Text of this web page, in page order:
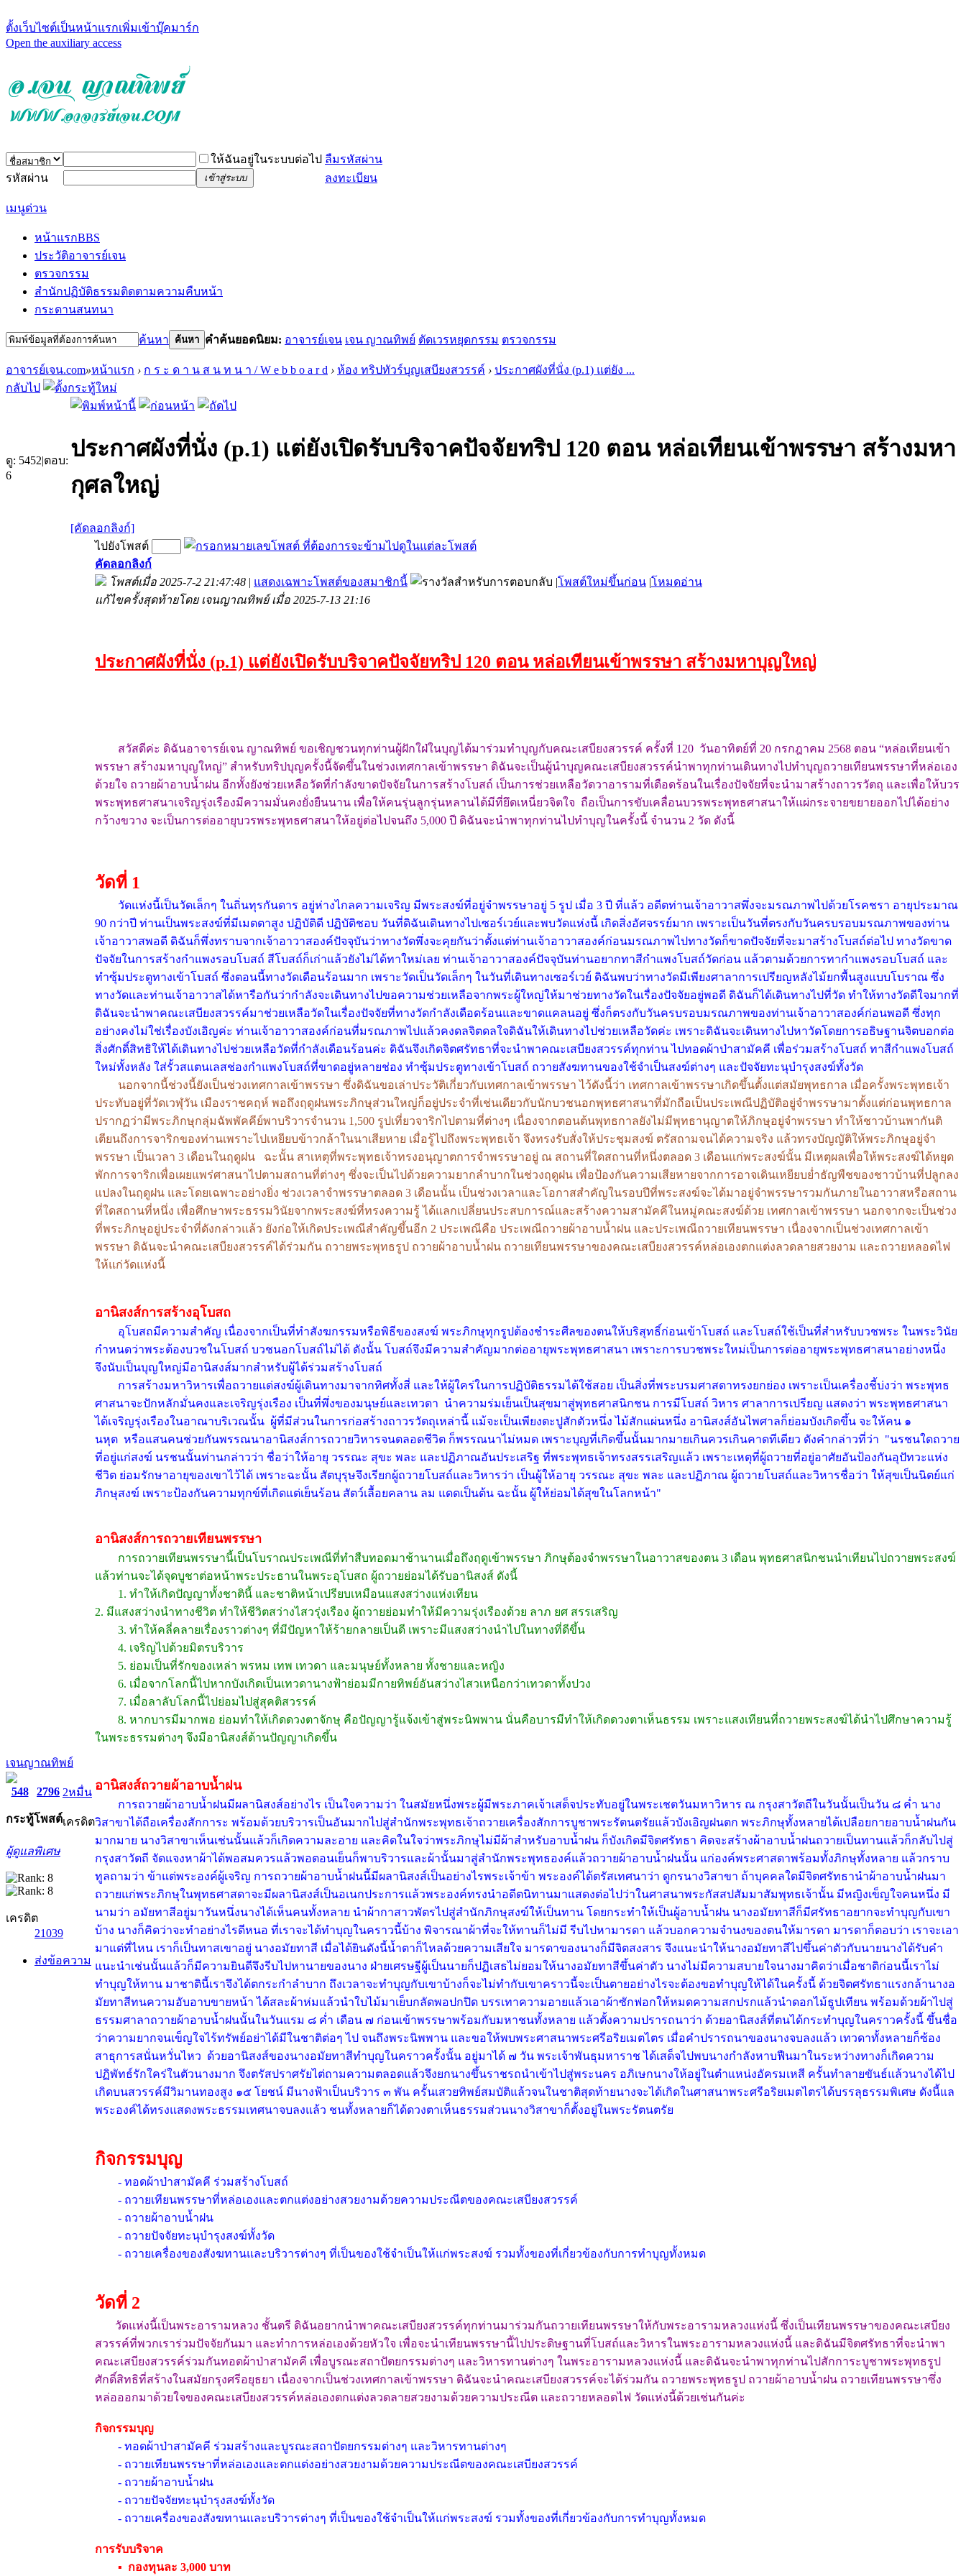
ตั้งเว็บไซต์เป็นหน้าแรกเพิ่มเข้าบุ๊คมาร์ก
Open the auxiliary access
ให้ฉันอยู่ในระบบต่อไป ลืมรหัสผ่าน
รหัสผ่าน
เข้าสู่ระบบ ลงทะเบียน
เมนูด่วน
หน้าแรกBBS
ประวัติอาจารย์เจน
ตรวจกรรม
สำนักปฏิบัติธรรมติดตามความคืบหน้า
กระดานสนทนา
ค้นหา ค้นหา คำค้นยอดนิยม: อาจารย์เจน เจน ญาณทิพย์ ตัดเวรหยุดกรรม ตรวจกรรม
อาจารย์เจน.com»หน้าแรก › ก ร ะ ด า น ส น ท น า / W e b b o a r d › ห้อง ทริปทัวร์บุญเสบียงสวรรค์ › ประกาศผังที่นั่ง (p.1) แต่ยัง ...
กลับไป
ดู: 5452|ตอบ:
6
ประกาศผังที่นั่ง (p.1) แต่ยังเปิดรับบริจาคปัจจัยทริป 120 ตอน หล่อเทียนเข้าพรรษา สร้างมหา
กุศลใหญ่
[คัดลอกลิงก์]
เจนญาณทิพย์
548
กระทู้
2796
โพสต์
2หมื่น
เครดิต
ผู้ดูแลพิเศษ
เครดิต
21039
ส่งข้อความ
ไปยังโพสต์
คัดลอกลิงก์
โพสต์เมื่อ 2025-7-2 21:47:48 | แสดงเฉพาะโพสต์ของสมาชิกนี้ |โพสต์ใหม่ขึ้นก่อน |โหมดอ่าน
แก้ไขครั้งสุดท้ายโดย เจนญาณทิพย์ เมื่อ 2025-7-13 21:16
ประกาศผังที่นั่ง (p.1) แต่ยังเปิดรับบริจาคปัจจัยทริป 120 ตอน หล่อเทียนเข้าพรรษา สร้างมหาบุญใหญ่
สวัสดีค่ะ ดิฉันอาจารย์เจน ญาณทิพย์ ขอเชิญชวนทุกท่านผู้ฝักใฝ่ในบุญได้มาร่วมทำบุญกับคณะเสบียงสวรรค์ ครั้งที่ 120 วันอาทิตย์ที่ 20 กรกฎาคม 2568 ตอน “หล่อเทียนเข้า
พรรษา สร้างมหาบุญใหญ่” สำหรับทริปบุญครั้งนี้จัดขึ้นในช่วงเทศกาลเข้าพรรษา ดิฉันจะเป็นผู้นำบุญคณะเสบียงสวรรค์นำพาทุกท่านเดินทางไปทำบุญถวายเทียนพรรษาที่หล่อเอง
ด้วยใจ ถวายผ้าอาบน้ำฝน อีกทั้งยังช่วยเหลือวัดที่กำลังขาดปัจจัยในการสร้างโบสถ์ เป็นการช่วยเหลือวัดวาอารามที่เดือดร้อนในเรื่องปัจจัยที่จะนำมาสร้างถาวรวัตถุ และเพื่อให้บวร
พระพุทธศาสนาเจริญรุ่งเรืองมีความมั่นคงยั่งยืนนาน เพื่อให้คนรุ่นลูกรุ่นหลานได้มีที่ยึดเหนี่ยวจิตใจ ถือเป็นการขับเคลื่อนบวรพระพุทธศาสนาให้แผ่กระจายขยายออกไปได้อย่าง
กว้างขวาง จะเป็นการต่ออายุบวรพระพุทธศาสนาให้อยู่ต่อไปจนถึง 5,000 ปี ดิฉันจะนำพาทุกท่านไปทำบุญในครั้งนี้ จำนวน 2 วัด ดังนี้
วัดที่ 1
วัดแห่งนี้เป็นวัดเล็กๆ ในถิ่นทุรกันดาร อยู่ห่างไกลความเจริญ มีพระสงฆ์ที่อยู่จำพรรษาอยู่ 5 รูป เมื่อ 3 ปี ที่แล้ว อดีตท่านเจ้าอาวาสพึ่งจะมรณภาพไปด้วยโรคชรา อายุประมาณ
90 กว่าปี ท่านเป็นพระสงฆ์ที่มีเมตตาสูง ปฏิบัติดี ปฏิบัติชอบ วันที่ดิฉันเดินทางไปเซอร์เวย์และพบวัดแห่งนี้ เกิดสิ่งอัศจรรย์มาก เพราะเป็นวันที่ตรงกับวันครบรอบมรณภาพของท่าน
เจ้าอาวาสพอดี ดิฉันก็พึ่งทราบจากเจ้าอาวาสองค์ปัจจุบันว่าทางวัดพึ่งจะคุยกันว่าตั้งแต่ท่านเจ้าอาวาสองค์ก่อนมรณภาพไปทางวัดก็ขาดปัจจัยที่จะมาสร้างโบสถ์ต่อไป ทางวัดขาด
ปัจจัยในการสร้างกำแพงรอบโบสถ์ สีโบสถ์ก็เก่าแล้วยังไม่ได้ทาใหม่เลย ท่านเจ้าอาวาสองค์ปัจจุบันท่านอยากทาสีกำแพงโบสถ์วัดก่อน แล้วตามด้วยการทากำแพงรอบโบสถ์ และ
ทำซุ้มประตูทางเข้าโบสถ์ ซึ่งตอนนี้ทางวัดเดือนร้อนมาก เพราะวัดเป็นวัดเล็กๆ ในวันที่เดินทางเซอร์เวย์ ดิฉันพบว่าทางวัดมีเพียงศาลาการเปรียญหลังไม้ยกพื้นสูงแบบโบราณ ซึ่ง
ทางวัดและท่านเจ้าอาวาสได้หารือกันว่ากำลังจะเดินทางไปขอความช่วยเหลือจากพระผู้ใหญ่ให้มาช่วยทางวัดในเรื่องปัจจัยอยู่พอดี ดิฉันก็ได้เดินทางไปที่วัด ทำให้ทางวัดดีใจมากที่
ดิฉันจะนำพาคณะเสบียงสวรรค์มาช่วยเหลือวัดในเรื่องปัจจัยที่ทางวัดกำลังเดือดร้อนและขาดแคลนอยู่ ซึ่งก็ตรงกับวันครบรอบมรณภาพของท่านเจ้าอาวาสองค์ก่อนพอดี ซึ่งทุก
อย่างคงไม่ใช่เรื่องบังเอิญค่ะ ท่านเจ้าอาวาสองค์ก่อนที่มรณภาพไปแล้วคงดลจิตดลใจดิฉันให้เดินทางไปช่วยเหลือวัดค่ะ เพราะดิฉันจะเดินทางไปหาวัดโดยการอธิษฐานจิตบอกต่อ
สิ่งศักดิ์สิทธิให้ได้เดินทางไปช่วยเหลือวัดที่กำลังเดือนร้อนค่ะ ดิฉันจึงเกิดจิตศรัทธาที่จะนำพาคณะเสบียงสวรรค์ทุกท่าน ไปทอดผ้าป่าสามัคคี เพื่อร่วมสร้างโบสถ์ ทาสีกำแพงโบสถ์
ใหม่ทั้งหลัง ใส่รั้วสแตนเลสช่องกำแพงโบสถ์ที่ขาดอยู่หลายช่อง ทำซุ้มประตูทางเข้าโบสถ์ ถวายสังฆทานของใช้จำเป็นสงฆ์ต่างๆ และปัจจัยทะนุบำรุงสงฆ์ทั้งวัด
นอกจากนี้ช่วงนี้ยังเป็นช่วงเทศกาลเข้าพรรษา ซึ่งดิฉันขอเล่าประวัติเกี่ยวกับเทศกาลเข้าพรรษา ไว้ดังนี้ว่า เทศกาลเข้าพรรษาเกิดขึ้นตั้งแต่สมัยพุทธกาล เมื่อครั้งพระพุทธเจ้า
ประทับอยู่ที่วัดเวฬุวัน เมืองราชคฤห์ พอถึงฤดูฝนพระภิกษุส่วนใหญ่ก็อยู่ประจำที่เช่นเดียวกับนักบวชนอกพุทธศาสนาที่มักถือเป็นประเพณีปฏิบัติอยู่จำพรรษามาตั้งแต่ก่อนพุทธกาล
ปรากฏว่ามีพระภิกษุกลุ่มฉัพพัคคีย์พาบริวารจำนวน 1,500 รูปเที่ยวจาริกไปตามที่ต่างๆ เนื่องจากตอนต้นพุทธกาลยังไม่มีพุทธานุญาตให้ภิกษุอยู่จำพรรษา ทำให้ชาวบ้านพากันติ
เตียนถึงการจาริกของท่านเพราะไปเหยียบข้าวกล้าในนาเสียหาย เมื่อรู้ไปถึงพระพุทธเจ้า จึงทรงรับสั่งให้ประชุมสงฆ์ ตรัสถามจนได้ความจริง แล้วทรงบัญญัติให้พระภิกษุอยู่จำ
พรรษา เป็นเวลา 3 เดือนในฤดูฝน ฉะนั้น สาเหตุที่พระพุทธเจ้าทรงอนุญาตการจำพรรษาอยู่ ณ สถานที่ใดสถานที่หนึ่งตลอด 3 เดือนแก่พระสงฆ์นั้น มีเหตุผลเพื่อให้พระสงฆ์ได้หยุด
พักการจาริกเพื่อเผยแพร่ศาสนาไปตามสถานที่ต่างๆ ซึ่งจะเป็นไปด้วยความยากลำบากในช่วงฤดูฝน เพื่อป้องกันความเสียหายจากการอาจเดินเหยียบย่ำธัญพืชของชาวบ้านที่ปลูกลง
แปลงในฤดูฝน และโดยเฉพาะอย่างยิ่ง ช่วงเวลาจำพรรษาตลอด 3 เดือนนั้น เป็นช่วงเวลาและโอกาสสำคัญในรอบปีที่พระสงฆ์จะได้มาอยู่จำพรรษารวมกันภายในอาวาสหรือสถาน
ที่ใดสถานที่หนึ่ง เพื่อศึกษาพระธรรมวินัยจากพระสงฆ์ที่ทรงความรู้ ได้แลกเปลี่ยนประสบการณ์และสร้างความสามัคคีในหมู่คณะสงฆ์ด้วย เทศกาลเข้าพรรษา นอกจากจะเป็นช่วง
ที่พระภิกษุอยู่ประจำที่ดังกล่าวแล้ว ยังก่อให้เกิดประเพณีสำคัญขึ้นอีก 2 ประเพณีคือ ประเพณีถวายผ้าอาบน้ำฝน และประเพณีถวายเทียนพรรษา เนื่องจากเป็นช่วงเทศกาลเข้า
พรรษา ดิฉันจะนำคณะเสบียงสวรรค์ได้ร่วมกัน ถวายพระพุทธรูป ถวายผ้าอาบน้ำฝน ถวายเทียนพรรษาของคณะเสบียงสวรรค์หล่อเองตกแต่งลวดลายสวยงาม และถวายหลอดไฟ
ให้แก่วัดแห่งนี้
อานิสงส์การสร้างอุโบสถ
อุโบสถมีความสำคัญ เนื่องจากเป็นที่ทำสังฆกรรมหรือพิธีของสงฆ์ พระภิกษุทุกรูปต้องชำระศีลของตนให้บริสุทธิ์ก่อนเข้าโบสถ์ และโบสถ์ใช้เป็นที่สำหรับบวชพระ ในพระวินัย
กำหนดว่าพระต้องบวชในโบสถ์ บวชนอกโบสถ์ไม่ได้ ดังนั้น โบสถ์จึงมีความสำคัญมากต่ออายุพระพุทธศาสนา เพราะการบวชพระใหม่เป็นการต่ออายุพระพุทธศาสนาอย่างหนึ่ง
จึงนับเป็นบุญใหญ่มีอานิสงส์มากสำหรับผู้ได้ร่วมสร้างโบสถ์
การสร้างมหาวิหารเพื่อถวายแด่สงฆ์ผู้เดินทางมาจากทิศทั้งสี่ และให้ผู้ใคร่ในการปฏิบัติธรรมได้ใช้สอย เป็นสิ่งที่พระบรมศาสดาทรงยกย่อง เพราะเป็นเครื่องชี้บ่งว่า พระพุทธ
ศาสนาจะปักหลักมั่นคงและเจริญรุ่งเรือง เป็นที่พึ่งของมนุษย์และเทวดา นำความร่มเย็นเป็นสุขมาสู่พุทธศาสนิกชน การมีโบสถ์ วิหาร ศาลาการเปรียญ แสดงว่า พระพุทธศาสนา
ได้เจริญรุ่งเรืองในอาณาบริเวณนั้น ผู้ที่มีส่วนในการก่อสร้างถาวรวัตถุเหล่านี้ แม้จะเป็นเพียงตะปูสักตัวหนึ่ง ไม้สักแผ่นหนึ่ง อานิสงส์อันไพศาลก็ย่อมบังเกิดขึ้น จะให้คน ๑
นหุต หรือแสนคนช่วยกันพรรณนาอานิสงส์การถวายวิหารจนตลอดชีวิต ก็พรรณนาไม่หมด เพราะบุญที่เกิดขึ้นนั้นมากมายเกินควรเกินคาดทีเดียว ดังคำกล่าวที่ว่า "นรชนใดถวาย
ที่อยู่แก่สงฆ์ นรชนนั้นท่านกล่าวว่า ชื่อว่าให้อายุ วรรณะ สุขะ พละ และปฏิภาณอันประเสริฐ ที่พระพุทธเจ้าทรงสรรเสริญแล้ว เพราะเหตุที่ผู้ถวายที่อยู่อาศัยอันป้องกันอุปัทวะแห่ง
ชีวิต ย่อมรักษาอายุของเขาไว้ได้ เพราะฉะนั้น สัตบุรุษจึงเรียกผู้ถวายโบสถ์และวิหารว่า เป็นผู้ให้อายุ วรรณะ สุขะ พละ และปฏิภาณ ผู้ถวายโบสถ์และวิหารชื่อว่า ให้สุขเป็นนิตย์แก่
ภิกษุสงฆ์ เพราะป้องกันความทุกข์ที่เกิดแต่เย็นร้อน สัตว์เลื้อยคลาน ลม แดดเป็นต้น ฉะนั้น ผู้ให้ย่อมได้สุขในโลกหน้า"
อานิสงส์การถวายเทียนพรรษา
การถวายเทียนพรรษานี้เป็นโบราณประเพณีที่ทำสืบทอดมาช้านานเมื่อถึงฤดูเข้าพรรษา ภิกษุต้องจำพรรษาในอาวาสของตน 3 เดือน พุทธศาสนิกชนนำเทียนไปถวายพระสงฆ์
แล้วท่านจะได้จุดบูชาต่อหน้าพระประธานในพระอุโบสถ ผู้ถวายย่อมได้รับอานิสงส์ ดังนี้
1. ทำให้เกิดปัญญาทั้งชาตินี้ และชาติหน้าเปรียบเหมือนแสงสว่างแห่งเทียน
2. มีแสงสว่างนำทางชีวิต ทำให้ชีวิตสว่างไสวรุ่งเรือง ผู้ถวายย่อมทำให้มีความรุ่งเรืองด้วย ลาภ ยศ สรรเสริญ
3. ทำให้คลี่คลายเรื่องราวต่างๆ ที่มีปัญหาให้ร้ายกลายเป็นดี เพราะมีแสงสว่างนำไปในทางที่ดีขึ้น
4. เจริญไปด้วยมิตรบริวาร
5. ย่อมเป็นที่รักของเหล่า พรหม เทพ เทวดา และมนุษย์ทั้งหลาย ทั้งชายและหญิง
6. เมื่อจากโลกนี้ไปหากบังเกิดเป็นเทวดานางฟ้าย่อมมีกายทิพย์อันสว่างไสวเหนือกว่าเทวดาทั้งปวง
7. เมื่อลาลับโลกนี้ไปย่อมไปสู่สุคติสวรรค์
8. หากบารมีมากพอ ย่อมทำให้เกิดดวงตาจักษุ คือปัญญารู้แจ้งเข้าสู่พระนิพพาน นั่นคือบารมีทำให้เกิดดวงตาเห็นธรรม เพราะแสงเทียนที่ถวายพระสงฆ์ได้นำไปศึกษาความรู้
ในพระธรรมต่างๆ จึงมีอานิสงส์ด้านปัญญาเกิดขึ้น
อานิสงส์ถวายผ้าอาบน้ำฝน
การถวายผ้าอาบน้ำฝนมีผลานิสงส์อย่างไร เป็นใจความว่า ในสมัยหนึ่งพระผู้มีพระภาคเจ้าเสด็จประทับอยู่ในพระเชตวันมหาวิหาร ณ กรุงสาวัตถีในวันนั้นเป็นวัน ๘ ค่ำ นาง
วิสาขาได้ถือเครื่องสักการะ พร้อมด้วยบริวารเป็นอันมากไปสู่สำนักพระพุทธเจ้าถวายเครื่องสักการบูชาพระรัตนตรัยแล้วบังเอิญฝนตก พระภิกษุทั้งหลายได้เปลือยกายอาบน้ำฝนกัน
มากมาย นางวิสาขาเห็นเช่นนั้นแล้วก็เกิดความละอาย และคิดในใจว่าพระภิกษุไม่มีผ้าสำหรับอาบน้ำฝน ก็บังเกิดมีจิตศรัทธา คิดจะสร้างผ้าอาบน้ำฝนถวายเป็นทานแล้วก็กลับไปสู่
กรุงสาวัตถี จัดแจงหาผ้าได้พอสมควรแล้วพอตอนเย็นก็พาบริวารและผ้านั้นมาสู่สำนักพระพุทธองค์แล้วถวายผ้าอาบน้ำฝนนั้น แก่องค์พระศาสดาพร้อมทั้งภิกษุทั้งหลาย แล้วกราบ
ทูลถามว่า ข้าแต่พระองค์ผู้เจริญ การถวายผ้าอาบน้ำฝนนี้มีผลานิสงส์เป็นอย่างไรพระเจ้าข้า พระองค์ได้ตรัสเทศนาว่า ดูกรนางวิสาขา ถ้าบุคคลใดมีจิตศรัทธานำผ้าอาบน้ำฝนมา
ถวายแก่พระภิกษุในพุทธศาสดาจะมีผลานิสงส์เป็นอเนกประการแล้วพระองค์ทรงนำอดีตนิทานมาแสดงต่อไปว่าในศาสนาพระกัสสปสัมมาสัมพุทธเจ้านั้น มีหญิงเข็ญใจคนหนึ่ง มี
นามว่า อมัยทาสีอยู่มาวันหนึ่งนางได้เห็นคนทั้งหลาย นำผ้ากาสาวพัตรไปสู่สำนักภิกษุสงฆ์ให้เป็นทาน โดยกระทำให้เป็นผู้อาบน้ำฝน นางอมัยทาสีก็มีศรัทธาอยากจะทำบุญกับเขา
บ้าง นางก็คิดว่าจะทำอย่างไรดีหนอ ที่เราจะได้ทำบุญในคราวนี้บ้าง พิจารณาผ้าที่จะให้ทานก็ไม่มี รีบไปหามารดา แล้วบอกความจำนงของตนให้มารดา มารดาก็ตอบว่า เราจะเอา
มาแต่ที่ไหน เราก็เป็นทาสเขาอยู่ นางอมัยทาสี เมื่อได้ยินดังนี้น้ำตาก็ไหลด้วยความเสียใจ มารดาของนางก็มีจิตสงสาร จึงแนะนำให้นางอมัยทาสีไปขึ้นค่าตัวกับนายนางได้รับคำ
แนะนำเช่นนั้นแล้วก็มีความยินดีจึงรีบไปหานายของนาง ฝ่ายเศรษฐีผู้เป็นนายก็ปฏิเสธไม่ยอมให้นางอมัยทาสีขึ้นค่าตัว นางไม่มีความสบายใจนางมาคิดว่าเมื่อชาติก่อนนี้เราไม่
ทำบุญให้ทาน มาชาตินี้เราจึงได้ตกระกำลำบาก ถึงเวลาจะทำบุญกับเขาบ้างก็จะไม่ทำกับเขาคราวนี้จะเป็นตายอย่างไรจะต้องขอทำบุญให้ได้ในครั้งนี้ ด้วยจิตศรัทธาแรงกล้านางอ
มัยทาสีทนความอับอาบขายหน้า ได้สละผ้าห่มแล้วนำใบไม้มาเย็บกลัดพอปกปิด บรรเทาความอายแล้วเอาผ้าซักฟอกให้หมดความสกปรกแล้วนำดอกไม้ธูปเทียน พร้อมด้วยผ้าไปสู่
ธรรมศาลาถวายผ้าอาบน้ำฝนนั้นในวันแรม ๘ ค่ำ เดือน ๗ ก่อนเข้าพรรษาพร้อมกับมหาชนทั้งหลาย แล้วตั้งความปรารถนาว่า ด้วยอานิสงส์ที่ตนได้กระทำบุญในคราวครั้งนี้ ขึ้นชื่อ
ว่าความยากจนเข็ญใจไร้ทรัพย์อย่าได้มีในชาติต่อๆ ไป จนถึงพระนิพพาน และขอให้พบพระศาสนาพระศรีอริยเมตไตร เมื่อคำปรารถนาของนางจบลงแล้ว เทวดาทั้งหลายก็ซ้อง
สาธุการสนั่นหวั่นไหว ด้วยอานิสงส์ของนางอมัยทาสีทำบุญในคราวครั้งนั้น อยู่มาได้ ๗ วัน พระเจ้าพันธุมหาราช ได้เสด็จไปพบนางกำลังหาบฟืนมาในระหว่างทางก็เกิดความ
ปฏิพัทธ์รักใคร่ในตัวนางมาก จึงตรัสปราศรัยไต่ถามความตลอดแล้วจึงยกนางขึ้นราชรถนำเข้าไปสู่พระนคร อภิเษกนางให้อยู่ในตำแหน่งอัครมเหสี ครั้นทำลายขันธ์แล้วนางได้ไป
เกิดบนสวรรค์มีวิมานทองสูง ๑๕ โยชน์ มีนางฟ้าเป็นบริวาร ๓ พัน ครั้นเสวยทิพย์สมบัติแล้วจนในชาติสุดท้ายนางจะได้เกิดในศาสนาพระศรีอริยเมตไตรได้บรรลุธรรมพิเศษ ดังนี้แล
พระองค์ได้ทรงแสดงพระธรรมเทศนาจบลงแล้ว ชนทั้งหลายก็ได้ดวงตาเห็นธรรมส่วนนางวิสาขาก็ตั้งอยู่ในพระรัตนตรัย
กิจกรรมบุญ
- ทอดผ้าป่าสามัคคี ร่วมสร้างโบสถ์
- ถวายเทียนพรรษาที่หล่อเองและตกแต่งอย่างสวยงามด้วยความประณีตของคณะเสบียงสวรรค์
- ถวายผ้าอาบน้ำฝน
- ถวายปัจจัยทะนุบำรุงสงฆ์ทั้งวัด
- ถวายเครื่องของสังฆทานและบริวารต่างๆ ที่เป็นของใช้จำเป็นให้แก่พระสงฆ์ รวมทั้งของที่เกี่ยวข้องกับการทำบุญทั้งหมด
วัดที่ 2
วัดแห่งนี้เป็นพระอารามหลวง ชั้นตรี ดิฉันอยากนำพาคณะเสบียงสวรรค์ทุกท่านมาร่วมกันถวายเทียนพรรษาให้กับพระอารามหลวงแห่งนี้ ซึ่งเป็นเทียนพรรษาของคณะเสบียง
สวรรค์ที่พวกเราร่วมปัจจัยกันมา และทำการหล่อเองด้วยหัวใจ เพื่อจะนำเทียนพรรษานี้ไปประดิษฐานที่โบสถ์และวิหารในพระอารามหลวงแห่งนี้ และดิฉันมีจิตศรัทธาที่จะนำพา
คณะเสบียงสวรรค์ร่วมกันทอดผ้าป่าสามัคคี เพื่อบูรณะสถาปัตยกรรมต่างๆ และวิหารทานต่างๆ ในพระอารามหลวงแห่งนี้ และดิฉันจะนำพาทุกท่านไปสักการะบูชาพระพุทธรูป
ศักดิ์สิทธิที่สร้างในสมัยกรุงศรีอยุธยา เนื่องจากเป็นช่วงเทศกาลเข้าพรรษา ดิฉันจะนำคณะเสบียงสวรรค์จะได้ร่วมกัน ถวายพระพุทธรูป ถวายผ้าอาบน้ำฝน ถวายเทียนพรรษาซึ่ง
หล่อออกมาด้วยใจของคณะเสบียงสวรรค์หล่อเองตกแต่งลวดลายสวยงามด้วยความประณีต และถวายหลอดไฟ วัดแห่งนี้ด้วยเช่นกันค่ะ
กิจกรรมบุญ
- ทอดผ้าป่าสามัคคี ร่วมสร้างและบูรณะสถาปัตยกรรมต่างๆ และวิหารทานต่างๆ
- ถวายเทียนพรรษาที่หล่อเองและตกแต่งอย่างสวยงามด้วยความประณีตของคณะเสบียงสวรรค์
- ถวายผ้าอาบน้ำฝน
- ถวายปัจจัยทะนุบำรุงสงฆ์ทั้งวัด
- ถวายเครื่องของสังฆทานและบริวารต่างๆ ที่เป็นของใช้จำเป็นให้แก่พระสงฆ์ รวมทั้งของที่เกี่ยวข้องกับการทำบุญทั้งหมด
การรับบริจาค
▪ กองทุนละ 3,000 บาท